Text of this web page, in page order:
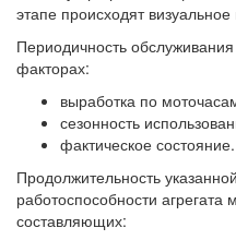
этапе происходят
Периодичность
факторах:
выработка по
сезонность
фактическое состояние.
Продолжительность
работоспособности агрегата
составляющих: